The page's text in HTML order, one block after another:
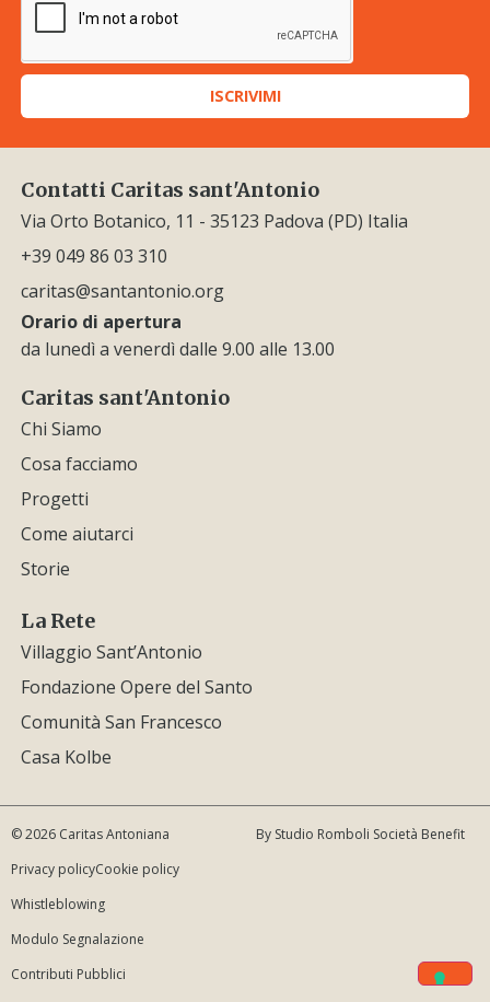
ISCRIVIMI
Contatti Caritas sant'Antonio
Via Orto Botanico, 11 - 35123 Padova (PD) Italia
+39 049 86 03 310
caritas@santantonio.org
Orario di apertura
da lunedì a venerdì dalle 9.00 alle 13.00
Caritas sant'Antonio
Chi Siamo
Cosa facciamo
Progetti
Come aiutarci
Storie
La Rete
Villaggio Sant’Antonio
Fondazione Opere del Santo
Comunità San Francesco
Casa Kolbe
© 2026 Caritas Antoniana
Privacy policyCookie policy
Whistleblowing
Modulo Segnalazione
Contributi Pubblici
By Studio Romboli Società Benefit